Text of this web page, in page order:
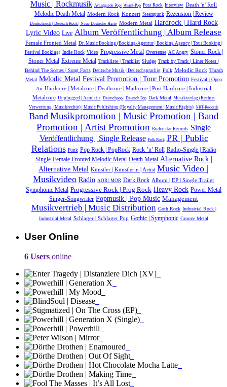
Music | Rockmusik Avantgarde Pop | Avant-Pop Post Rock Interview Death 'n' Roll
Melodic Death Metal Modern Rock Konzert Steampunk Rezension | Review
Deutschrock | Deutsch Rock | Neue Deutsche Härte Modern Metal Hardrock | Hard Rock
Lyric Video Live Album Veröffentlichung | Album Release
Female Fronted Metal Dr. Music Booking (Booking-Agentur | Booking Agency | Tour Booking |
Festival Booking) Indie Rock Video Progressive Metal Oversense AC Angry Stoner Rock |
Stoner Metal Extreme Metal Trackliste | Tracklist Sludge Track by Track | Liner Notes |
Behind The Scenes | Song Facts Deutsche Musik |‎ Deutschsprachig Folk Melodic Rock Thrash
Metal Melodic Metal Festival Promotion | Tour Promotion Festival | Open
Air Hardcore | Metalcore | Deathcore | Mathcore | Post Hardcore | Industrial
Metalcore Unplugged | Acoustic Deutschpop | Deutsch Pop Dark Metal Musikverlag (Rechte-
Verwertung | Musikrechte) | Music Publishing (Royalty Management | Music Rights) NRT-Records
Band Musikpromotion | Music Promotion | Band
Promotion | Artist Promotion Rodeostar Records Single
Veröffentlichung | Single Release Folk Rock PR | Public
Relations Funk Pop Rock | PopRock Rock ’n’ Roll Radio-Single | Radio
Single Female Fronted Melodic Metal Death Metal Alternative Rock |
Alternative Metal Künstler | Künstlerin | Artist Music Video |
Musikvideo Radio AOR | MOR Dark Rock Album | EP | Single Trailer
Symphonic Metal Progressive Rock | Prog Rock Heavy Rock Power Metal
Singer-Songwriter Popmusik | Pop Music Management
Musikvertrieb | Music Distribution Goth Rock Industrial Rock |
Industrial Metal Schlager | Schlager Pop Gothic | Symphonic Groove Metal
User Online
6 Users online